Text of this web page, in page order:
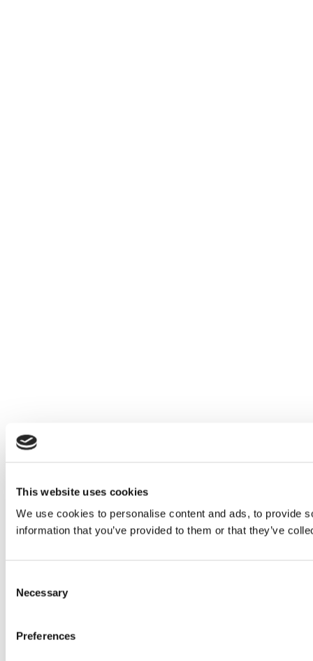
This website uses cookies
We use cookies to personalise content and ads, to provide
information that you’ve provided to them or that they’ve
Selection
Necessary
Preferences